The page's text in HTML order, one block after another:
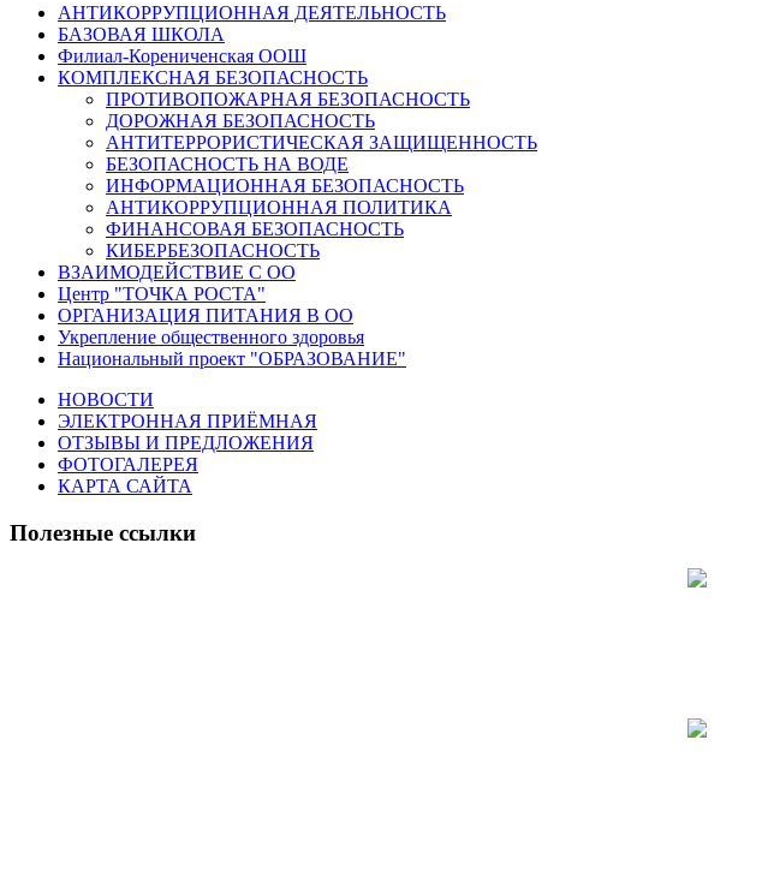
АНТИКОРРУПЦИОННАЯ ДЕЯТЕЛЬНОСТЬ
БАЗОВАЯ ШКОЛА
Филиал-Корениченская ООШ
КОМПЛЕКСНАЯ БЕЗОПАСНОСТЬ
ПРОТИВОПОЖАРНАЯ БЕЗОПАСНОСТЬ
ДОРОЖНАЯ БЕЗОПАСНОСТЬ
АНТИТЕРРОРИСТИЧЕСКАЯ ЗАЩИЩЕННОСТЬ
БЕЗОПАСНОСТЬ НА ВОДЕ
ИНФОРМАЦИОННАЯ БЕЗОПАСНОСТЬ
АНТИКОРРУПЦИОННАЯ ПОЛИТИКА
ФИНАНСОВАЯ БЕЗОПАСНОСТЬ
КИБЕРБЕЗОПАСНОСТЬ
ВЗАИМОДЕЙСТВИЕ С ОО
Центр "ТОЧКА РОСТА"
ОРГАНИЗАЦИЯ ПИТАНИЯ В ОО
Укрепление общественного здоровья
Национальный проект "ОБРАЗОВАНИЕ"
НОВОСТИ
ЭЛЕКТРОННАЯ ПРИЁМНАЯ
ОТЗЫВЫ И ПРЕДЛОЖЕНИЯ
ФОТОГАЛЕРЕЯ
КАРТА САЙТА
Полезные ссылки